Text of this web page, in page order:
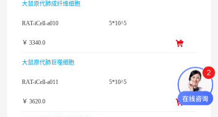
大鼠原代肺成纤维细胞
RAT-iCell-a010 5*10^5
￥ 3340.0
大鼠原代肺巨噬细胞
RAT-iCell-a011 5*10^5
￥ 3620.0
2